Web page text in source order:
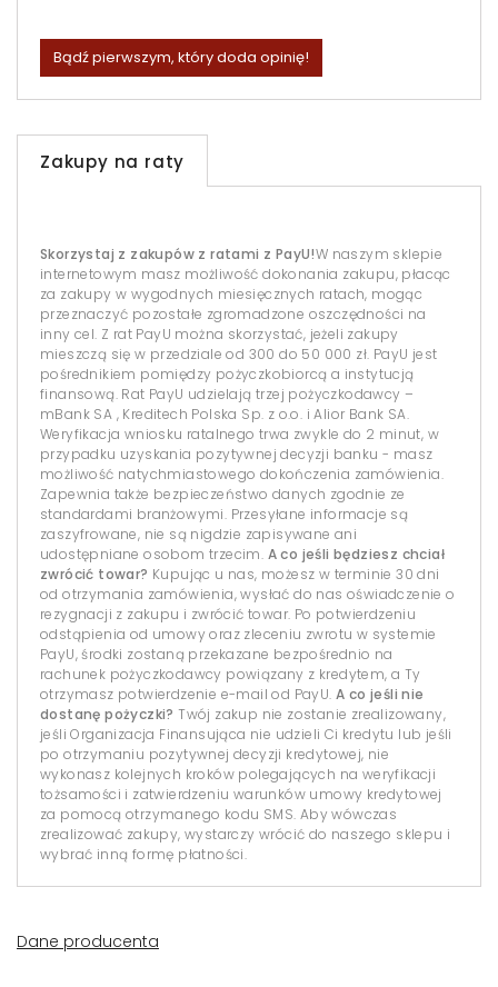
Bądź pierwszym, który doda opinię!
Zakupy na raty
Skorzystaj z zakupów z ratami z PayU!W naszym sklepie
internetowym masz możliwość dokonania zakupu, płacąc
za zakupy w wygodnych miesięcznych ratach, mogąc
przeznaczyć pozostałe zgromadzone oszczędności na
inny cel. Z rat PayU można skorzystać, jeżeli zakupy
mieszczą się w przedziale od 300 do 50 000 zł. PayU jest
pośrednikiem pomiędzy pożyczkobiorcą a instytucją
finansową. Rat PayU udzielają trzej pożyczkodawcy –
mBank SA , Kreditech Polska Sp. z o.o. i Alior Bank SA.
Weryfikacja wniosku ratalnego trwa zwykle do 2 minut, w
przypadku uzyskania pozytywnej decyzji banku - masz
możliwość natychmiastowego dokończenia zamówienia.
Zapewnia także bezpieczeństwo danych zgodnie ze
standardami branżowymi. Przesyłane informacje są
zaszyfrowane, nie są nigdzie zapisywane ani
udostępniane osobom trzecim. A co jeśli będziesz chciał
zwrócić towar? Kupując u nas, możesz w terminie 30 dni
od otrzymania zamówienia, wysłać do nas oświadczenie o
rezygnacji z zakupu i zwrócić towar. Po potwierdzeniu
odstąpienia od umowy oraz zleceniu zwrotu w systemie
PayU, środki zostaną przekazane bezpośrednio na
rachunek pożyczkodawcy powiązany z kredytem, a Ty
otrzymasz potwierdzenie e-mail od PayU. A co jeśli nie
dostanę pożyczki? Twój zakup nie zostanie zrealizowany,
jeśli Organizacja Finansująca nie udzieli Ci kredytu lub jeśli
po otrzymaniu pozytywnej decyzji kredytowej, nie
wykonasz kolejnych kroków polegających na weryfikacji
tożsamości i zatwierdzeniu warunków umowy kredytowej
za pomocą otrzymanego kodu SMS. Aby wówczas
zrealizować zakupy, wystarczy wrócić do naszego sklepu i
wybrać inną formę płatności.
Dane producenta